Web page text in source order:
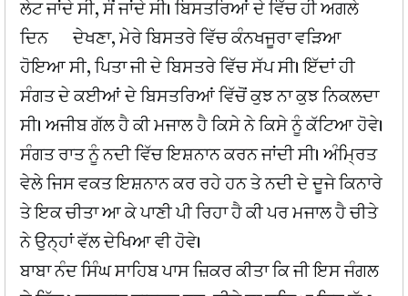
ਲੇਟ ਜਾਂਦੇ ਸੀ, ਸੌਂ ਜਾਂਦੇ ਸੀ। ਬਿਸਤਰਿਆਂ ਦੇ ਵਿੱਚ ਹੀ ਅਗਲੇ
ਦਿਨ ਦੇਖਣਾ, ਮੇਰੇ ਬਿਸਤਰੇ ਵਿੱਚ ਕੰਨਖਜੂਰਾ ਵੜਿਆ
ਹੋਇਆ ਸੀ, ਪਿਤਾ ਜੀ ਦੇ ਬਿਸਤਰੇ ਵਿੱਚ ਸੱਪ ਸੀ। ਇੱਦਾਂ ਹੀ
ਸੰਗਤ ਦੇ ਕਈਆਂ ਦੇ ਬਿਸਤਰਿਆਂ ਵਿੱਚੋਂ ਕੁਝ ਨਾ ਕੁਝ ਨਿਕਲਦਾ
ਸੀ। ਅਜੀਬ ਗੱਲ ਹੈ ਕੀ ਮਜਾਲ ਹੈ ਕਿਸੇ ਨੇ ਕਿਸੇ ਨੂੰ ਕੱਟਿਆ ਹੋਵੇ।
ਸੰਗਤ ਰਾਤ ਨੂੰ ਨਦੀ ਵਿੱਚ ਇਸ਼ਨਾਨ ਕਰਨ ਜਾਂਦੀ ਸੀ। ਅੰਮ੍ਰਿਤ
ਵੇਲੇ ਜਿਸ ਵਕਤ ਇਸ਼ਨਾਨ ਕਰ ਰਹੇ ਹਨ ਤੇ ਨਦੀ ਦੇ ਦੂਜੇ ਕਿਨਾਰੇ
ਤੇ ਇਕ ਚੀਤਾ ਆ ਕੇ ਪਾਣੀ ਪੀ ਰਿਹਾ ਹੈ ਕੀ ਪਰ ਮਜਾਲ ਹੈ ਚੀਤੇ
ਨੇ ਉਨ੍ਹਾਂ ਵੱਲ ਦੇਖਿਆ ਵੀ ਹੋਵੇ।
ਬਾਬਾ ਨੰਦ ਸਿੰਘ ਸਾਹਿਬ ਪਾਸ ਜ਼ਿਕਰ ਕੀਤਾ ਕਿ ਜੀ ਇਸ ਜੰਗਲ